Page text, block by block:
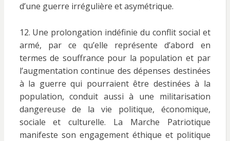
d’une guerre irrégulière et asymétrique.
12. Une prolongation indéfinie du conflit social et
armé, par ce qu’elle représente d’abord en
termes de souffrance pour la population et par
l’augmentation continue des dépenses destinées
à la guerre qui pourraient être destinées à la
population, conduit aussi à une militarisation
dangereuse de la vie politique, économique,
sociale et culturelle. La Marche Patriotique
manifeste son engagement éthique et politique